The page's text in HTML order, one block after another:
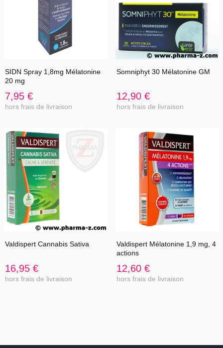
SIDN Spray 1,8mg Mélatonine
20 mg
7,95 €
hors frais de livraison
Somniphyt 30 Mélatonine GM
12,90 €
hors frais de livraison
Valdispert Cannabis Sativa
16,95 €
hors frais de livraison
Valdispert Mélatonine 1,9 mg, 4
actions
12,60 €
hors frais de livraison